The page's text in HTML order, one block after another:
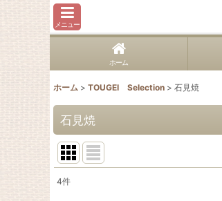
メニュー
ホーム
ホーム > TOUGEI Selection > 石見焼
石見焼
4件